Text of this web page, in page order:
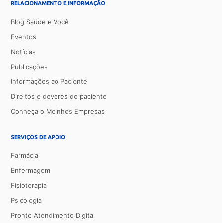
RELACIONAMENTO E INFORMAÇÃO
Blog Saúde e Você
Eventos
Notícias
Publicações
Informações ao Paciente
Direitos e deveres do paciente
Conheça o Moinhos Empresas
SERVIÇOS DE APOIO
Farmácia
Enfermagem
Fisioterapia
Psicologia
Pronto Atendimento Digital